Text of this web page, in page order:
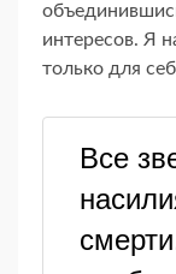
интересов. Я
только для
Все